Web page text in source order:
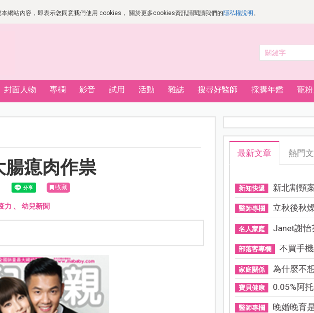
網站內容，即表示您同意我們使用 cookies， 關於更多cookies資訊請閱讀我們的隱私權說明 。
封面人物 專欄 影音 試用 活動 雜誌 搜尋好醫師 採購年鑑 寵
腸瘜肉作祟
收藏
力 、 幼兒新聞
最新文章 熱門
新知快遞 新北割頸
醫師專欄 立秋後秋
名人家庭 Janet謝怡
部落客專欄 不買手機
家庭關係 為什麼不想
寶貝健康 0.05%阿托
醫師專欄 晚婚晚育